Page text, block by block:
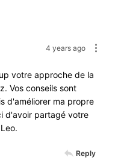
4 years ago
votre approche de la
Vos conseils sont
d'améliorer ma propre
d'avoir partagé votre
Reply